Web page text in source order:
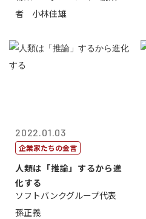
者 小林佳雄
2022.01.03
企業家たちの金言
人類は「推論」するから進
化する
ソフトバンクグループ代表
孫正義